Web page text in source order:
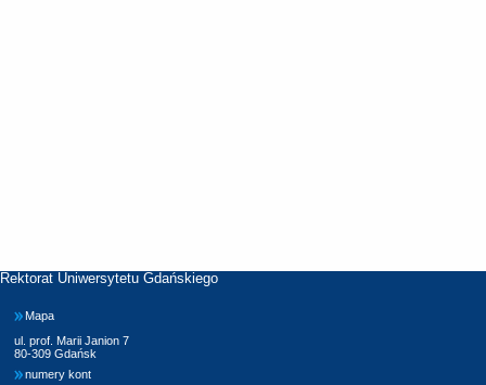
Rektorat Uniwersytetu Gdańskiego
Mapa
ul. prof. Marii Janion 7
80-309 Gdańsk
numery kont